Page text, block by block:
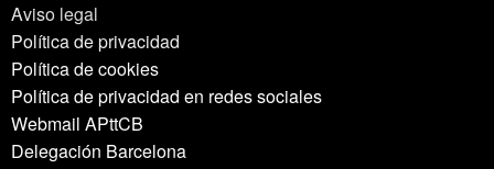
Aviso legal
Política de privacidad
Política de cookies
Política de privacidad en redes sociales
Webmail APttCB
Delegación Barcelona